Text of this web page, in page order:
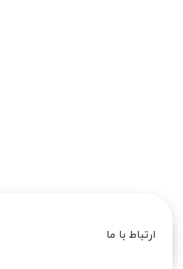
ارتباط با ما